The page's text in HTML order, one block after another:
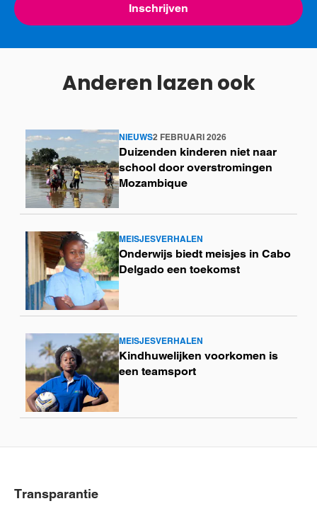
Inschrijven
Anderen lazen ook
NIEUWS2 FEBRUARI 2026
Duizenden kinderen niet naar
school door overstromingen
Mozambique
Lees
meer
MEISJESVERHALEN
Onderwijs biedt meisjes in Cabo
Delgado een toekomst
Lees
meer
MEISJESVERHALEN
Kindhuwelijken voorkomen is
een teamsport
Lees
meer
Transparantie